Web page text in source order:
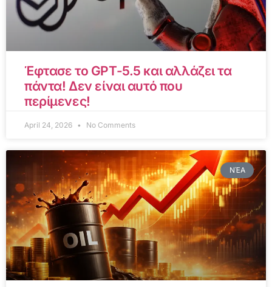
Έφτασε το GPT-5.5 και αλλάζει τα
πάντα! Δεν είναι αυτό που
περίμενες!
April 24, 2026 No Comments
ΝΈΑ